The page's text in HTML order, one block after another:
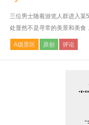
三位男士随着游览人群进入某
处显然不是寻常的美景和美食
A级景区 原创 评论